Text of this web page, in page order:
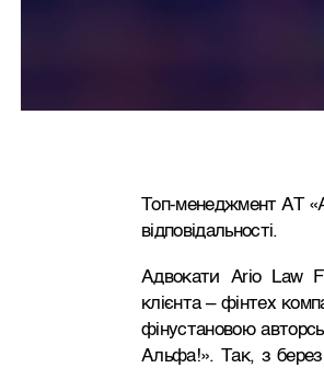
Топ-менеджмент АТ
відповідальності.
Адвокати Ario Law
клієнта – фінтех
фінустановою
Альфа!». Так, з